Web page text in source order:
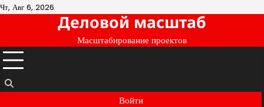
Перейти
Чт, Авг 6, 2026
Деловой масштаб
Масштабирование проектов
Войти